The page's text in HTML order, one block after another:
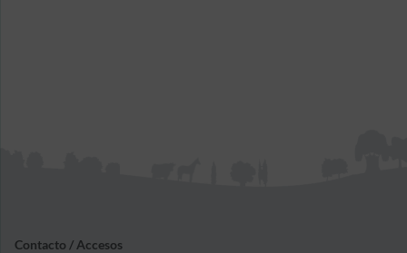
Contacto / Accesos